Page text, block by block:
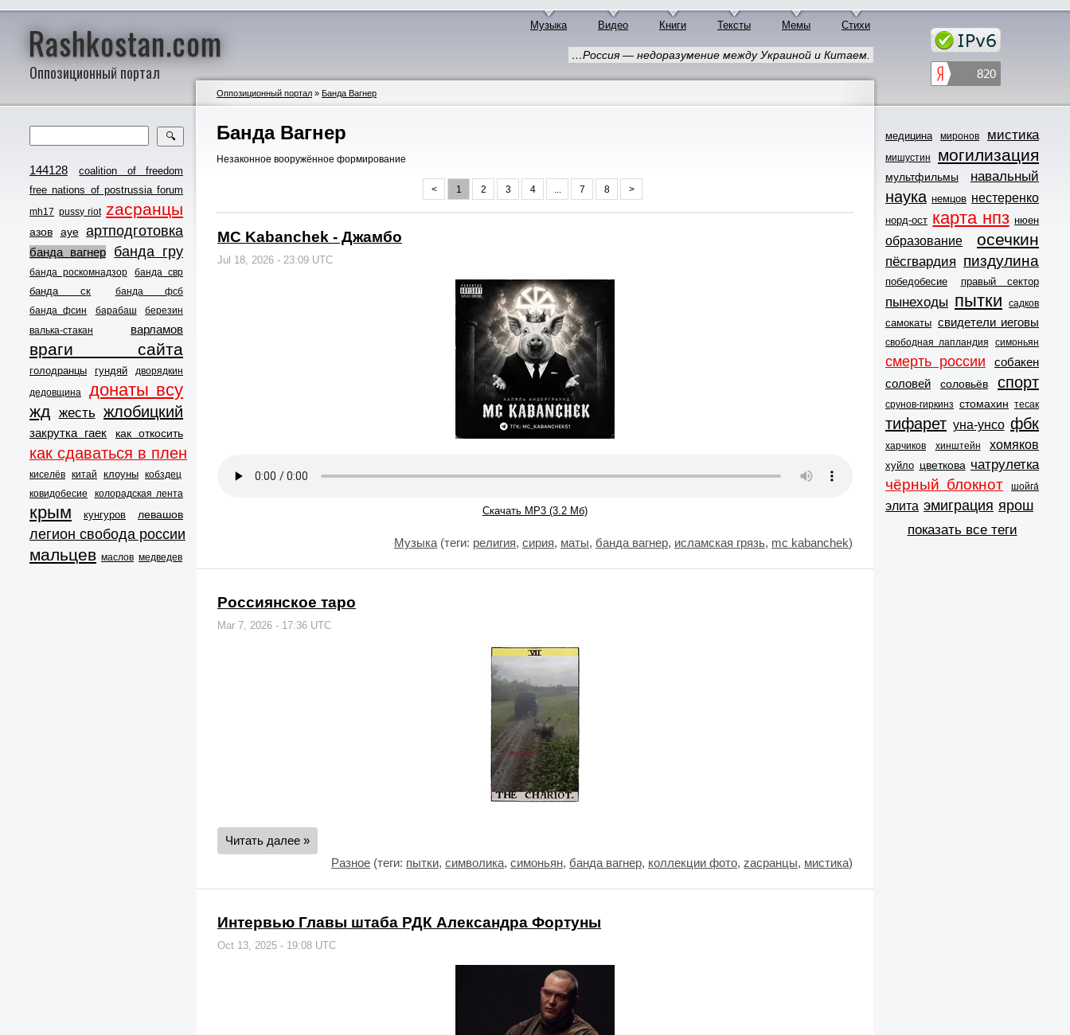
Rashkostan.com
Оппозиционный портал
Музыка Видео Книги Тексты Мемы Стихи
🔍
144128
coalition of freedom
free nations of postrussia forum
mh17 pussy riot zасранцы
азов ауе артподготовка
банда вагнер банда гру
банда роскомнадзор банда свр
банда ск
банда фсб
банда фсин
барабаш
березин
валька-стакан
варламов
враги сайта
голодранцы гундяй
дворядкин
дедовщина
донаты всу
жд жесть жлобицкий
закрутка гаек как откосить
как сдаваться в плен
киселёв китай клоуны кобздец
ковидобесие
колорадская лента
крым кунгуров левашов
легион свобода россии
мальцев маслов медведев
…Россия — недоразумение между Украиной и Китаем.
Оппозиционный портал » Банда Вагнер
Банда Вагнер
Незаконное вооружённое формирование
< 1 2 3 4 ... 7 8 >
MC Kabanchek - Джамбо
Jul 18, 2026 - 23:09 UTC
Скачать MP3 (3.2 Мб)
Музыка (теги: религия, сирия, маты, банда вагнер, исламская грязь, mc kabanchek)
Россиянское таро
Mar 7, 2026 - 17:36 UTC
Читать далее »
Разное (теги: пытки, символика, симоньян, банда вагнер, коллекции фото, zасранцы, мистика)
Интервью Главы штаба РДК Александра Фортуны
Oct 13, 2025 - 19:08 UTC
медицина миронов мистика
мишустин могилизация
мультфильмы навальный
наука немцов нестеренко
норд-ост карта нпз нюен
образование осечкин
пёсгвардия пиздулина
победобесие правый сектор
пынеходы пытки садков
самокаты свидетели иеговы
свободная лапландия симоньян
смерть россии
собакен
соловей
соловьёв спорт
срунов-гиркинз стомахин тесак
тифарет уна-унсо фбк
харчиков хинштейн хомяков
хуйло цветкова чатрулетка
чёрный блокнот шойга́
элита эмиграция ярош
показать все теги